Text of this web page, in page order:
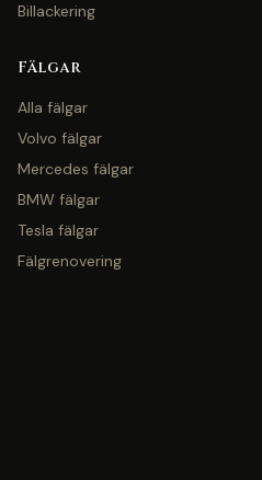
Billackering
Fälgar
Alla fälgar
Volvo fälgar
Mercedes fälgar
BMW fälgar
Tesla fälgar
Fälgrenovering